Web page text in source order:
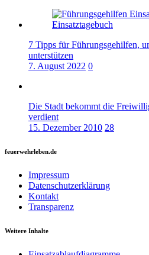
7 Tipps für Führungsgehilfen,
unterstützen
7. August 2022 0
Die Stadt bekommt die
verdient
15. Dezember 2010 28
feuerwehrleben.de
Impressum
Datenschutzerklärung
Kontakt
Transparenz
Weitere Inhalte